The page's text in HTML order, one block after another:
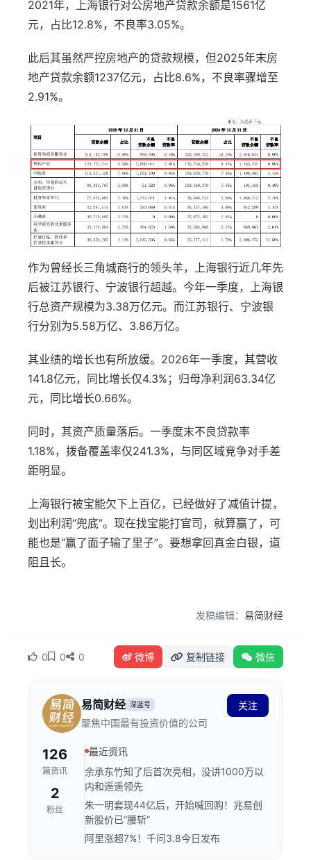
2021年，上海银行对公房地产贷款余额是1561亿
元，占比12.8%，不良率3.05%。
此后其虽然严控房地产的贷款规模，但2025年末房
地产贷款余额1237亿元，占比8.6%，不良率骤增至
2.91%。
作为曾经长三角城商行的领头羊，上海银行近几年先
后被江苏银行、宁波银行超越。今年一季度，上海银
行总资产规模为3.38万亿元。而江苏银行、宁波银
行分别为5.58万亿、3.86万亿。
其业绩的增长也有所放缓。2026年一季度，其营收
141.8亿元，同比增长仅4.3%；归母净利润63.34亿
元，同比增长0.66%。
同时，其资产质量落后。一季度末不良贷款率
1.18%，拨备覆盖率仅241.3%，与同区域竞争对手差
距明显。
上海银行被宝能欠下上百亿，已经做好了减值计提，
划出利润“兜底”。现在找宝能打官司，就算赢了，可
能也是“赢了面子输了里子”。要想拿回真金白银，道
阻且长。
发稿编辑： 易简财经
0 0 0 微博 复制链接 微信
易简财经 深蓝号
聚焦中国最有投资价值的公司
关注
126
篇资讯
2
粉丝
最近资讯
余承东竹知了后首次亮相，没讲1000万以
内和遥遥领先
朱一明套现44亿后，开始喊回购！兆易创
新股价已“腰斩”
阿里涨超7%！千问3.8今日发布